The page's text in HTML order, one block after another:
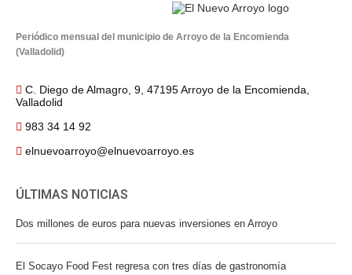
Periódico mensual del municipio de Arroyo de la Encomienda
(Valladolid)
C. Diego de Almagro, 9, 47195 Arroyo de la Encomienda,
Valladolid
983 34 14 92
elnuevoarroyo@elnuevoarroyo.es
ÚLTIMAS NOTICIAS
Dos millones de euros para nuevas inversiones en Arroyo
El Socayo Food Fest regresa con tres días de gastronomía